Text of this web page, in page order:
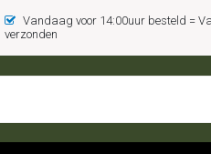
Vandaag voor 14:00uur besteld =
verzonden